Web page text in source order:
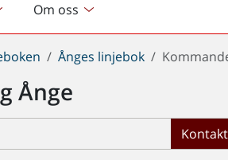
Om oss
Ånges linjebok
Ånge